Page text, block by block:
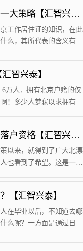
北京工作居住证——吸引人才的一大策略【汇智兴泰】
工作居住证的知识，在此
么，其所代表的含义有哪
得在北京的各类人员能够
大的帮助，为各类人员提
智兴泰】
万人，拥有北京户籍的仅
！多少人梦寐以求拥有北
人。随着这些年北漂的普
借积分落户的难度到底有
这三类人，更容易获得北京积分落户资格【汇智兴泰】
以来，就得到了广大北漂
也看到了希望。这是一次
的积分制度，来考量符合
明。新的政策最大限度的
...
【汇智兴泰】
在毕业以后，不知道去哪
么呢？一方面是通过日常